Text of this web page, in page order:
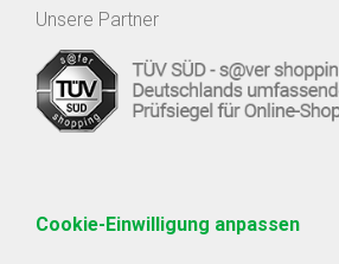
Unsere Partner
Cookie-Einwilligung anpassen